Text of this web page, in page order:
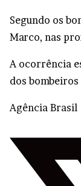
Segundo os
Marco, nas
A ocorrência
dos
Agência Brasil